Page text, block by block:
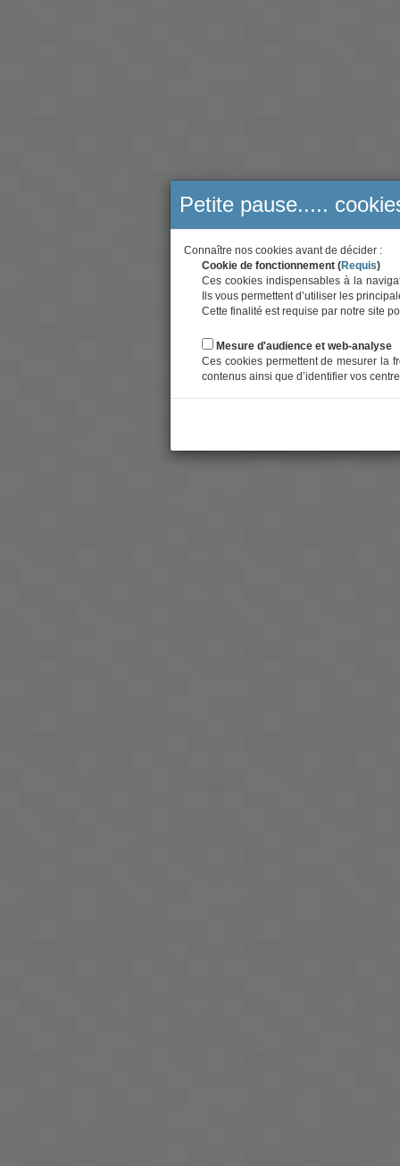
Petite pause.....
Connaître nos cookies avant de décider :
Cookie de fonctionnement (Requis)
Ces cookies indispensables à la
Ils vous permettent d’utiliser les
Cette finalité est requise par notre site
Mesure d'audience et web-analyse
Ces cookies permettent de mesurer la
contenus ainsi que d’identifier vos